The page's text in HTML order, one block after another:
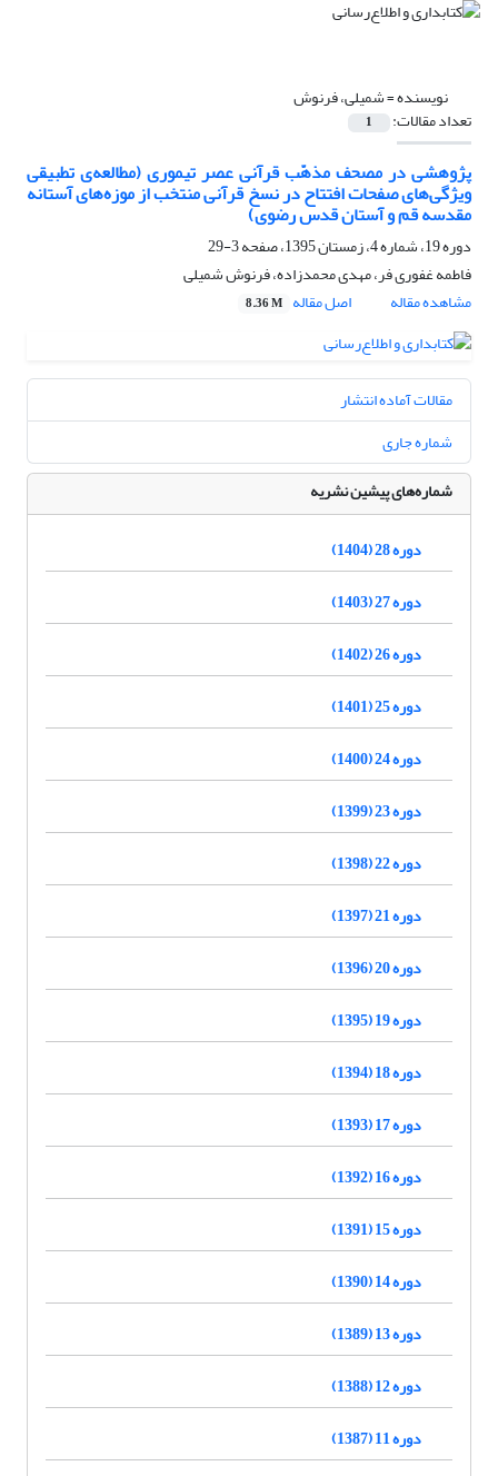
نویسنده =شمیلی، فرنوش
تعداد مقالات: 1
پژوهشی در مصحف مذهّب قرآنی عصر تیموری (مطالعه‌ی تطبیقی
ویژگی‌های صفحات افتتاح در نسخ قرآنی منتخب از موزه‌‌های آستانه
مقدسه قم و آستان قدس رضوی)
دوره 19، شماره 4، زمستان 1395، صفحه
3-29
فاطمه غفوری فر، مهدی محمدزاده، فرنوش شمیلی
مشاهده مقاله
اصل مقاله 8.36 M
مقالات آماده انتشار
شماره جاری
شماره‌های پیشین نشریه
دوره 28 (1404)
دوره 27 (1403)
دوره 26 (1402)
دوره 25 (1401)
دوره 24 (1400)
دوره 23 (1399)
دوره 22 (1398)
دوره 21 (1397)
دوره 20 (1396)
دوره 19 (1395)
دوره 18 (1394)
دوره 17 (1393)
دوره 16 (1392)
دوره 15 (1391)
دوره 14 (1390)
دوره 13 (1389)
دوره 12 (1388)
دوره 11 (1387)